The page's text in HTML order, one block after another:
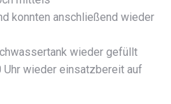
konnten anschließend wieder
wieder gefüllt
Uhr wieder einsatzbereit auf